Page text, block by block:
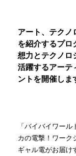
アート、テクノ
を紹介するプ
想力とテクノロ
活躍するアーテ
ントを開催しま
「バイバイワー
カの電撃！ワーク
ギャル電がお届け